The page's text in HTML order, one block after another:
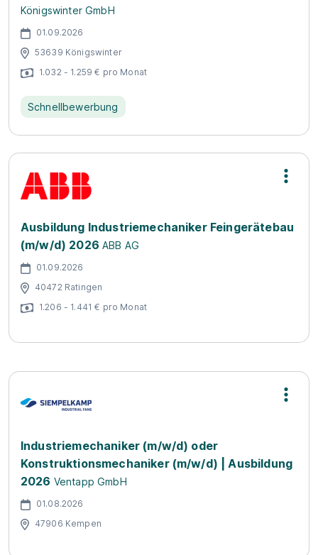
Königswinter GmbH
01.09.2026
53639 Königswinter
1.032 - 1.259 € pro Monat
Schnellbewerbung
Ausbildung Industriemechaniker Feingerätebau
(m/w/d) 2026 ABB AG
01.09.2026
40472 Ratingen
1.206 - 1.441 € pro Monat
Industriemechaniker (m/w/d) oder
Konstruktionsmechaniker (m/w/d) | Ausbildung
2026 Ventapp GmbH
01.08.2026
47906 Kempen